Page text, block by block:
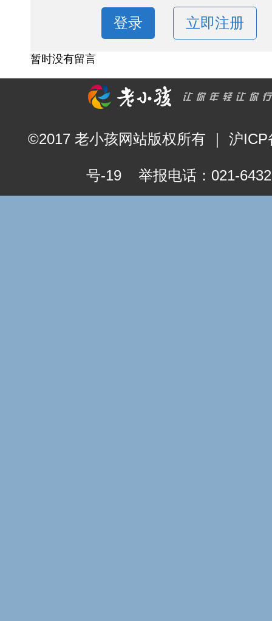
登录 立即注册
暂时没有留言
©2017 老小孩网站版权所有 沪ICP
号-19 举报电话：021-